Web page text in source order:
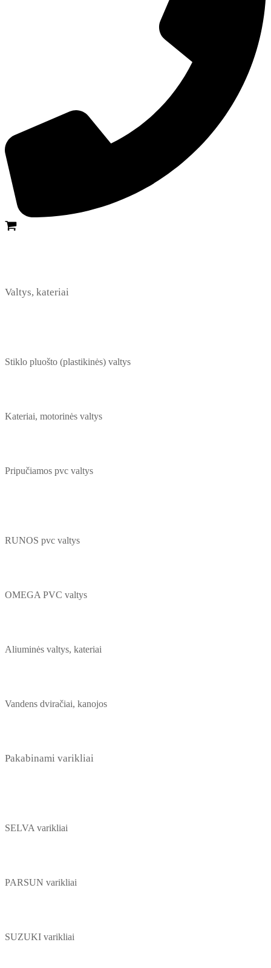
Valtys, kateriai
Stiklo pluošto (plastikinės) valtys
Kateriai, motorinės valtys
Pripučiamos pvc valtys
RUNOS pvc valtys
OMEGA PVC valtys
Aliuminės valtys, kateriai
Vandens dviračiai, kanojos
Pakabinami varikliai
SELVA varikliai
PARSUN varikliai
SUZUKI varikliai